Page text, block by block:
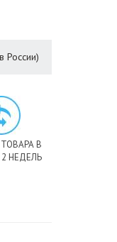
России)
В
НЕДЕЛЬ